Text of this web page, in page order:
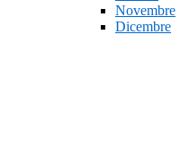
Novembre
Dicembre